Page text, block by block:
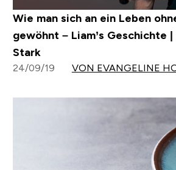
Wie man sich an ein Leben
gewöhnt – Liam’s Geschichte
Stark
24/09/19 VON EVANGELINE